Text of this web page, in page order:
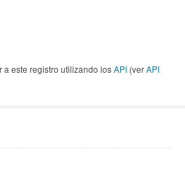
a este registro utilizando losAPI (verAPI